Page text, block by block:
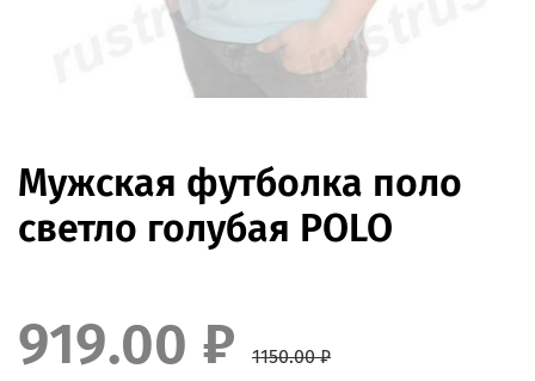
Мужская футболка поло
светло голубая POLO
919.00 ₽ 1150.00 ₽